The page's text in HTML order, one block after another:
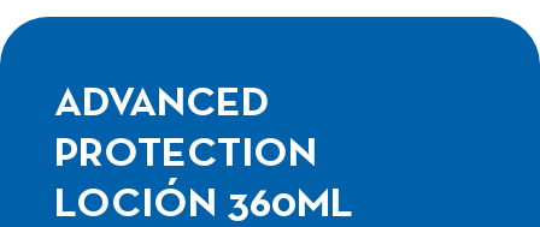
ADVANCED
PROTECTION
LOCIÓN 360ML